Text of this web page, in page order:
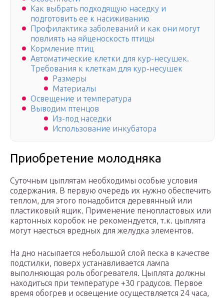
Как выбрать подходящую наседку и
подготовить ее к насиживанию
Профилактика заболеваний и как они могут
повлиять на яйценоскость птицы
Кормление птиц
Автоматические клетки для кур-несушек.
Требования к клеткам для кур-несушек
Размеры
Материалы
Освещение и температура
Выводим птенцов
Из-под наседки
Использование инкубатора
Приобретение молодняка
Суточным цыплятам необходимы особые условия
содержания. В первую очередь их нужно обеспечить
теплом, для этого понадобится деревянный или
пластиковый ящик. Применение пенопластовых или
картонных коробок не рекомендуется, т.к. цыплята
могут наесться вредных для желудка элементов.
На дно насыпается небольшой слой песка в качестве
подстилки, поверх устанавливается лампа
выполняющая роль обогревателя. Цыплята должны
находиться при температуре +30 градусов. Первое
время обогрев и освещение осуществляется 24 часа,